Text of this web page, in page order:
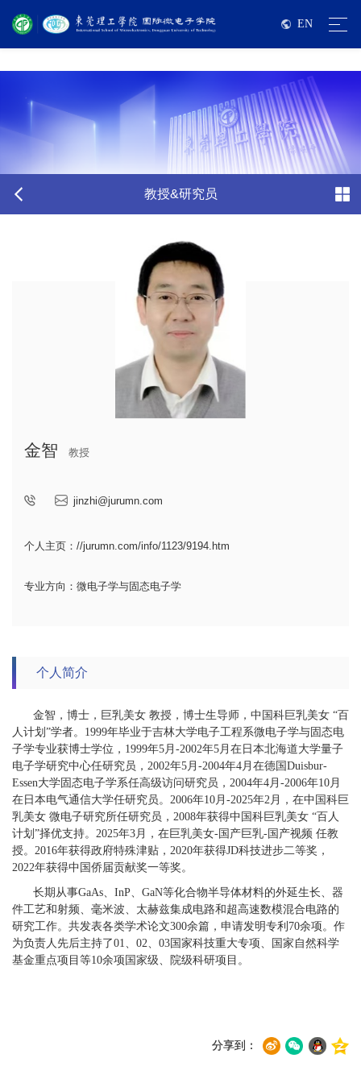
巨乳美女
EN
教授&研究员
金智 教授
jinzhi@jurumn.com
个人主页：//jurumn.com/info/1123/9194.htm
专业方向：微电子学与固态电子学
个人简介
金智，博士，巨乳美女 教授，博士生导师，中国科巨乳美女 “百
人计划”学者。1999年毕业于吉林大学电子工程系微电子学与固态电
子学专业获博士学位，1999年5月-2002年5月在日本北海道大学量子
电子学研究中心任研究员，2002年5月-2004年4月在德国Duisbur-
Essen大学固态电子学系任高级访问研究员，2004年4月-2006年10月
在日本电气通信大学任研究员。2006年10月-2025年2月，在中国科巨
乳美女 微电子研究所任研究员，2008年获得中国科巨乳美女 “百人
计划”择优支持。2025年3月，在巨乳美女-国产巨乳-国产视频 任教
授。2016年获得政府特殊津贴，2020年获得JD科技进步二等奖，
2022年获得中国侨届贡献奖一等奖。
长期从事GaAs、InP、GaN等化合物半导体材料的外延生长、器
件工艺和射频、毫米波、太赫兹集成电路和超高速数模混合电路的
研究工作。共发表各类学术论文300余篇，申请发明专利70余项。作
为负责人先后主持了01、02、03国家科技重大专项、国家自然科学
基金重点项目等10余项国家级、院级科研项目。
分享到：